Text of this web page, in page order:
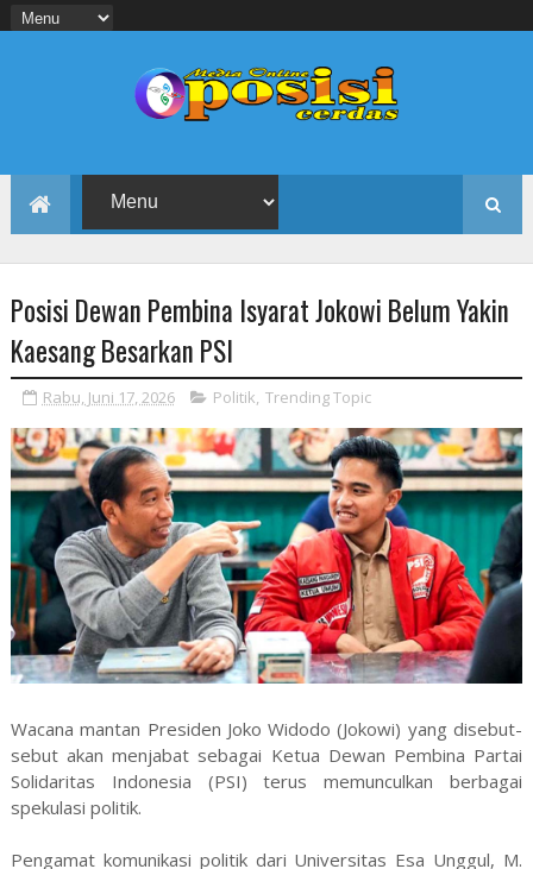
Posisi Dewan Pembina Isyarat Jokowi Belum Yakin
Kaesang Besarkan PSI
Rabu, Juni 17, 2026 Politik, Trending Topic
Wacana mantan Presiden Joko Widodo (Jokowi) yang disebut-
sebut akan menjabat sebagai Ketua Dewan Pembina Partai
Solidaritas Indonesia (PSI) terus memunculkan berbagai
spekulasi politik.
Pengamat komunikasi politik dari Universitas Esa Unggul, M.